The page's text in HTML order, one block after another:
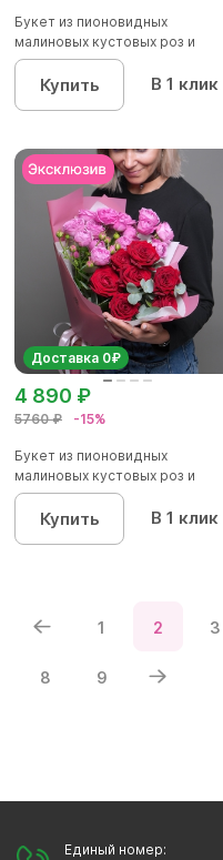
Букет из пионовидных
малиновых кустовых роз и
красных р...
Купить В 1 клик
Доставка 0₽
5760 ₽ -15%
4 890 ₽
Букет из пионовидных
малиновых кустовых роз и
красных р...
Купить В 1 клик
1 2 3
8 9
Единый номер: